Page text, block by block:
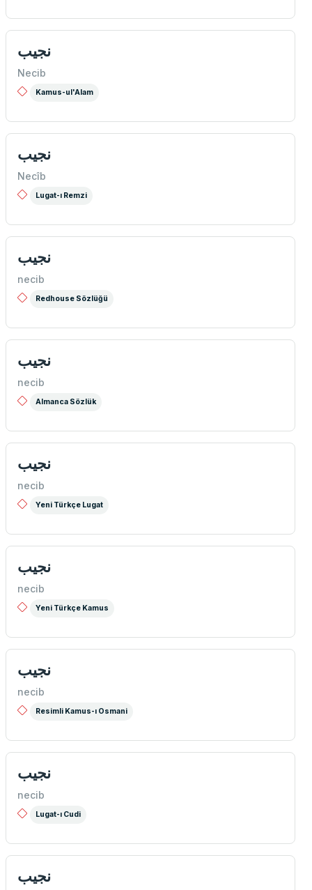
نجيب
Necib
Kamus-ul'Alam
نجيب
Necîb
Lugat-ı Remzi
نجیب
necib
Redhouse Sözlüğü
نجیب
necib
Almanca Sözlük
نجیب
necib
Yeni Türkçe Lugat
نجیب
necib
Yeni Türkçe Kamus
نجیب
necib
Resimli Kamus-ı Osmani
نجیب
necib
Lugat-ı Cudi
نجیب